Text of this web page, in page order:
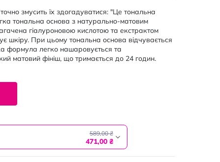
змусить їх здогадуватися: "Це тональна
тональна основа з натурально-матовим
гіалуроновою кислотою та екстрактом
шкіру. При цьому тональна основа відчувається
формула легко нашаровується та
матовий фініш, що тримається до 24 годин.
589,00 ₴
471,00 ₴